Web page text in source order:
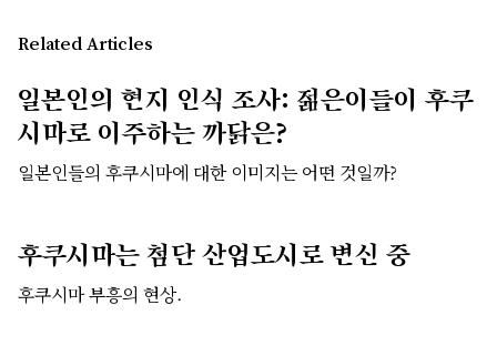
Related Articles
일본인의 현지 인식 조사: 젊은이들이 후쿠
시마로 이주하는 까닭은?
일본인들의 후쿠시마에 대한 이미지는 어떤 것일까?
후쿠시마는 첨단 산업도시로 변신 중
후쿠시마 부흥의 현상.